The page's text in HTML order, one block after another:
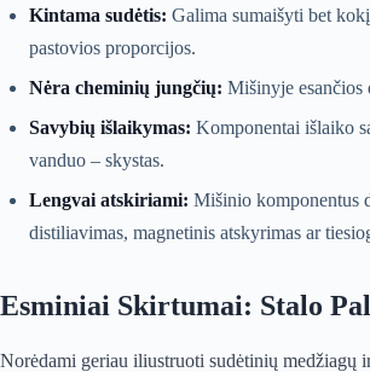
Kintama sudėtis: Galima sumaišyti bet
pastovios proporcijos.
Nėra cheminių jungčių: Mišinyje esančios
Savybių išlaikymas: Komponentai išlaiko
vanduo – skystas.
Lengvai atskiriami: Mišinio komponentus
distiliavimas, magnetinis atskyrimas ar
Esminiai Skirtumai: Stalo
Norėdami geriau iliustruoti sudėtinių medžiagų